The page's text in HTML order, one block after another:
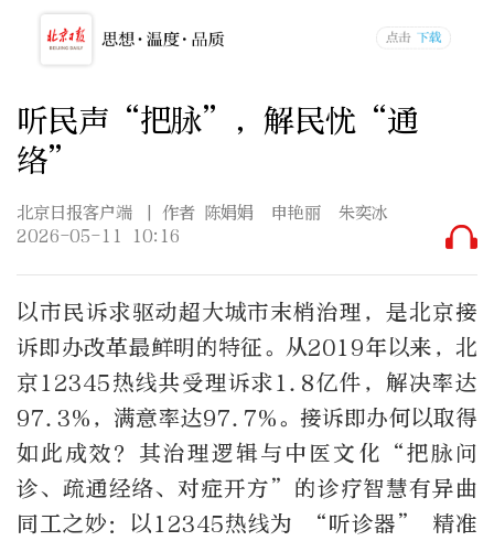
听民声“把脉”，解民忧“通
络”
北京日报客户端
| 作者 陈娟娟 申艳丽 朱奕冰
2026-05-11 10:16
以市民诉求驱动超大城市末梢治理，是北京接
诉即办改革最鲜明的特征。从2019年以来，北
京12345热线共受理诉求1.8亿件，解决率达
97.3%，满意率达97.7%。接诉即办何以取得
如此成效？其治理逻辑与中医文化“把脉问
诊、疏通经络、对症开方”的诊疗智慧有异曲
同工之妙：以12345热线为 “听诊器” 精准